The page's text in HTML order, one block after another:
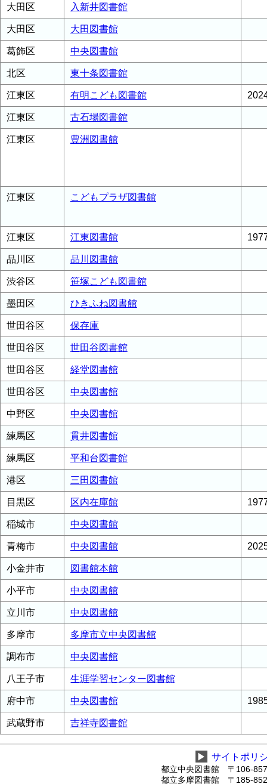
大田区 入新井図書館
大田区 大田図書館
葛飾区 中央図書館
北区 東十条図書館
江東区 有明こども図書館
江東区 古石場図書館
江東区 豊洲図書館
江東区 こどもプラザ図書館
江東区 江東図書館
品川区 品川図書館
渋谷区 笹塚こども図書館
墨田区 ひきふね図書館
世田谷区 保存庫
世田谷区 世田谷図書館
世田谷区 経堂図書館
世田谷区 中央図書館
中野区 中央図書館
練馬区 貫井図書館
練馬区 平和台図書館
港区 三田図書館
目黒区 区内在庫館
稲城市 中央図書館
青梅市 中央図書館
小金井市 図書館本館
小平市 中央図書館
立川市 中央図書館
多摩市 多摩市立中央図書館
調布市 中央図書館
八王子市 生涯学習センター図書館
府中市 中央図書館
武蔵野市 吉祥寺図書館
▶ サイトポリ
都立中央図書館 〒106-
都立多摩図書館 〒185-